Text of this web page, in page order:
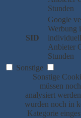
Stunden
SID
Google
Werbung
Anbieter
Stunden
Sonstige
Sonstige
müssen noch
analysiert
wurden noch in
Kategorie